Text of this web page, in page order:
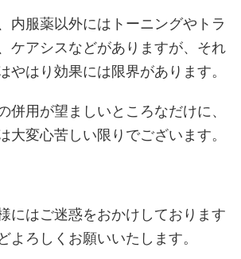
内服薬以外にはトーニングやトラ
ケアシスなどがありますが、それ
やはり効果には限界があります。
併用が望ましいところなだけに、
大変心苦しい限りでございます。
にはご迷惑をおかけしております
よろしくお願いいたします。